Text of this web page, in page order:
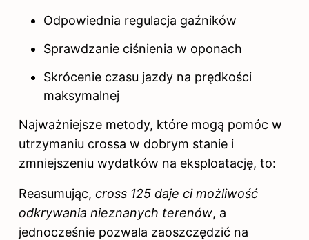
Odpowiednia regulacja gaźników
Sprawdzanie ciśnienia w oponach
Skrócenie czasu jazdy na prędkości
maksymalnej
Najważniejsze metody, które mogą pomóc w
utrzymaniu crossa w dobrym stanie i
zmniejszeniu wydatków na eksploatację, to:
Reasumując, cross 125 daje ci możliwość
odkrywania nieznanych terenów, a
jednocześnie pozwala zaoszczędzić na